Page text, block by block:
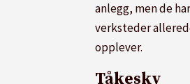
anlegg, men de
verksteder
opplever.
Tåkesky